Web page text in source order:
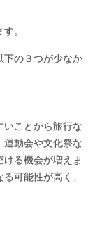
。
下の３つが少なか
いことから旅行な
運動会や文化祭な
る機会が増えま
可能性が高く、